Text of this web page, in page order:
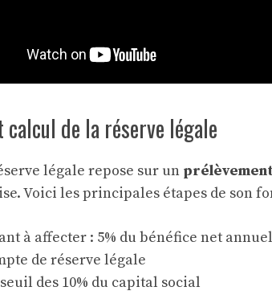
calcul de la réserve légale
légale repose sur un
Voici les principales étapes de son
à affecter : 5% du bénéfice net annuel
de réserve légale
des 10% du capital social